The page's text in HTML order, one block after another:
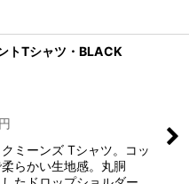
Tシャツ・BLACK
円
ミーンズ Tシャツ。コッ
らかい生地感。丸胴